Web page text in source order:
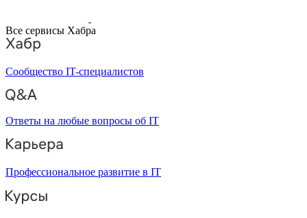
Все сервисы Хабра
Сообщество IT-специалистов
Ответы на любые вопросы об IT
Профессиональное развитие в IT